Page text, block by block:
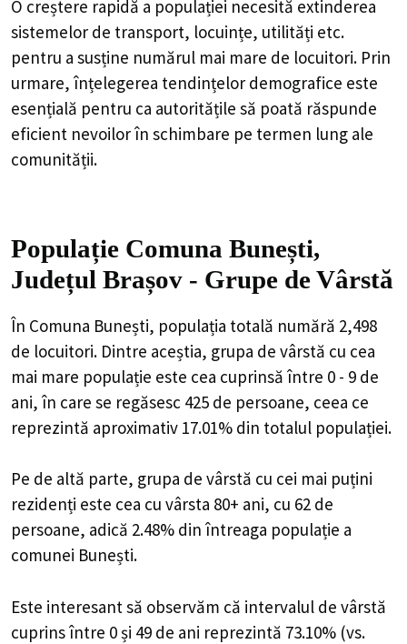
O creștere rapidă a populației necesită extinderea
sistemelor de transport, locuințe, utilități etc.
pentru a susține numărul mai mare de locuitori. Prin
urmare, înțelegerea tendințelor demografice este
esențială pentru ca autoritățile să poată răspunde
eficient nevoilor în schimbare pe termen lung ale
comunității.
Populație Comuna Bunești,
Județul Brașov - Grupe de Vârstă
În Comuna Bunești, populația totală numără 2,498
de locuitori. Dintre aceștia, grupa de vârstă cu cea
mai mare populație este cea cuprinsă între 0 - 9 de
ani, în care se regăsesc 425 de persoane, ceea ce
reprezintă aproximativ 17.01% din totalul populației.
Pe de altă parte, grupa de vârstă cu cei mai puțini
rezidenți este cea cu vârsta 80+ ani, cu 62 de
persoane, adică 2.48% din întreaga populație a
comunei Bunești.
Este interesant să observăm că intervalul de vârstă
cuprins între 0 și 49 de ani reprezintă 73.10% (vs.